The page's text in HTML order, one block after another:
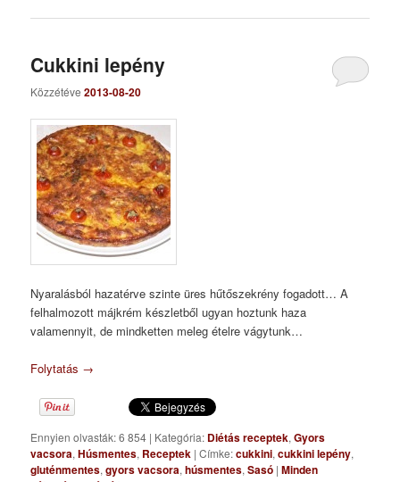
Cukkini lepény
Közzétéve2013-08-20
Nyaralásból hazatérve szinte üres hűtőszekrény fogadott… A
felhalmozott májkrém készletből ugyan hoztunk haza
valamennyit, de mindketten meleg ételre vágytunk…
Folytatás →
Ennyien olvasták: 6 854 | Kategória: Diétás receptek,Gyors
vacsora,Húsmentes, Receptek |Címke:cukkini,cukkini lepény,
gluténmentes,gyors vacsora,húsmentes,Sasó |Minden